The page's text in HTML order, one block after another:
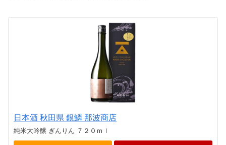
日本酒 秋田県 銀鱗 那波商店
純米大吟醸 ぎんりん ７２０ｍｌ